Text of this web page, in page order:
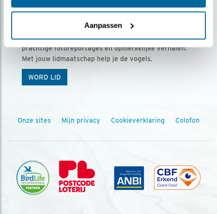
Aanpassen
Ontvang 5 x Vogels voor € 36,00 per jaar
Vogels is het tijdschrift voor onze leden, met
prachtige fotoreportages en opmerkelijke verhalen.
Met jouw lidmaatschap help je de vogels.
WORD LID
Onze sites Mijn privacy Cookieverklaring Colofon